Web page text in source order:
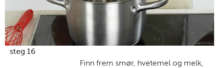
steg 16
Finn frem smør, hvetemel og melk,